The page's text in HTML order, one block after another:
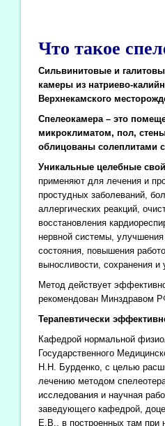
Что такое
Сильвинитовые и
камеры из натриево-
Верхнекамского
Спелеокамера – это
микроклиматом, пол,
облицованы солеплитами
Уникальные целебные
применяют для лечения и
простудных заболеваний,
аллергических реакций,
восстановления
нервной системы,
состояния, повышения
выносливости, сохранения и
Метод действует
рекомендован Минздравом
Терапевтически
Кафедрой нормальной
Государственного
Н.Н. Бурденко, с целью
лечению методом
исследования и научная
заведующего кафедрой,
Е.В., в построенных там при